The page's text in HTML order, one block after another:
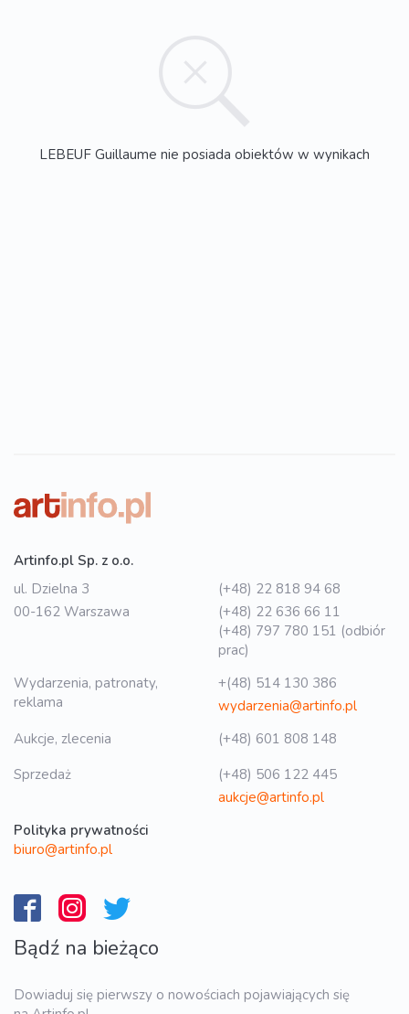
LEBEUF Guillaume nie posiada obiektów w wynikach
Artinfo.pl Sp. z o.o.
ul. Dzielna 3
00-162 Warszawa
(+48) 22 818 94 68
(+48) 22 636 66 11
(+48) 797 780 151 (odbiór
prac)
Wydarzenia, patronaty,
reklama
+(48) 514 130 386
wydarzenia@artinfo.pl
Aukcje, zlecenia
(+48) 601 808 148
Sprzedaż
(+48) 506 122 445
aukcje@artinfo.pl
Polityka prywatności
biuro@artinfo.pl
Bądź na bieżąco
Dowiaduj się pierwszy o nowościach pojawiających się